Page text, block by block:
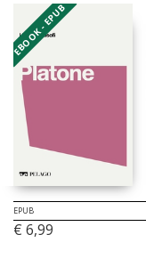
EBOOK - EPUB
EPUB
€ 6,99